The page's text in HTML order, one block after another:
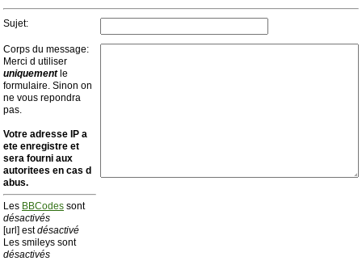
Sujet:
Corps du message:
Merci d utiliser
uniquementle
formulaire. Sinon on
ne vous repondra
pas.
Votre adresse ΙΡ a
ete enregistre et
sera fourni aux
autoritees en cas d
abus.
Les BBCodes sont
désactivés
[url] estdésactivé
Les smileys sont
désactivés